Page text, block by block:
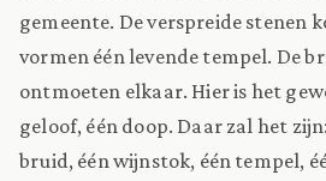
gemeente. De verspreide stenen
vormen één levende tempel. De
ontmoeten elkaar. Hier is het
geloof, één doop. Daar zal het
bruid, één wijnstok, één tempel,